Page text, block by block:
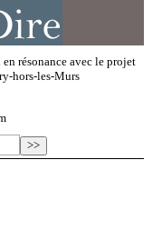
résonance avec le projet
hors-les-Murs